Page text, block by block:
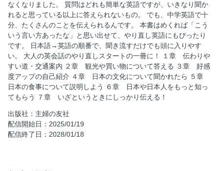
４章 日本の伝統文化について聞かれたら
５章 日本の食事について説明しよう
６章 日本や日本人をもっと知ってもらう
７章 いざというときにしっかり伝える！
奥付
なくなりました。 質問はどれも簡単な英語ですが、いきなり聞か
れると思っている以上に答えられないもの。 でも、中学英語で十
分、たくさんのことを伝えられるんです。 本書はめくれば「こう
いう言い方あったな」と思い出せて、やり直し英語にもぴったり
です。 日本語→英語の順番で、聞き流すだけでも頭に入りやす
い。 大人の英会話のやり直しスタートの一冊に！ １章 伝わりや
すい道・交通案内 ２章 観光や買い物について答える ３章 好感
度アップの自己紹介 ４章 日本の文化について聞かれたら ５章
日本の食事について説明しよう ６章 日本や日本人をもっと知っ
てもらう ７章 いざというときにしっかり伝える！
出版社：主婦の友社
配信開始日：2025/01/19
配信終了日：2028/01/18